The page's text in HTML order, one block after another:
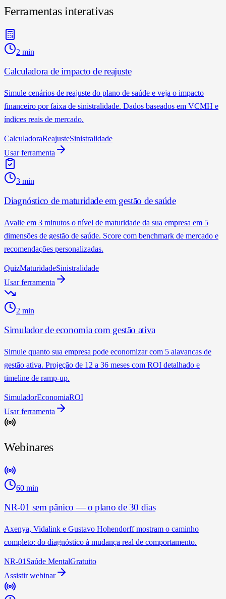
Ferramentas interativas
2 min
Calculadora de impacto de reajuste
Simule cenários de reajuste do plano de saúde e veja o impacto
financeiro por faixa de sinistralidade. Dados baseados em VCMH e
índices reais de mercado.
CalculadoraReajusteSinistralidade
Usar ferramenta
3 min
Diagnóstico de maturidade em gestão de saúde
Avalie em 3 minutos o nível de maturidade da sua empresa em 5
dimensões de gestão de saúde. Score com benchmark de mercado e
recomendações personalizadas.
QuizMaturidadeSinistralidade
Usar ferramenta
2 min
Simulador de economia com gestão ativa
Simule quanto sua empresa pode economizar com 5 alavancas de
gestão ativa. Projeção de 12 a 36 meses com ROI detalhado e
timeline de ramp-up.
SimuladorEconomiaROI
Usar ferramenta
Webinares
60 min
NR-01 sem pânico — o plano de 30 dias
Axenya, Vidalink e Gustavo Hohendorff mostram o caminho
completo: do diagnóstico à mudança real de comportamento.
NR-01 Saúde MentalGratuito
Assistir webinar